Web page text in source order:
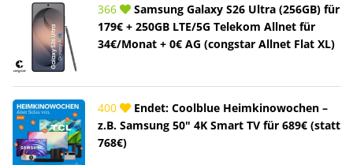
366
Samsung Galaxy S26 Ultra (256GB) für
179€ + 250GB LTE/5G Telekom Allnet für
34€/Monat + 0€ AG (congstar Allnet Flat XL)
400
Endet: Coolblue Heimkinowochen –
z.B. Samsung 50" 4K Smart TV für 689€ (statt
768€)